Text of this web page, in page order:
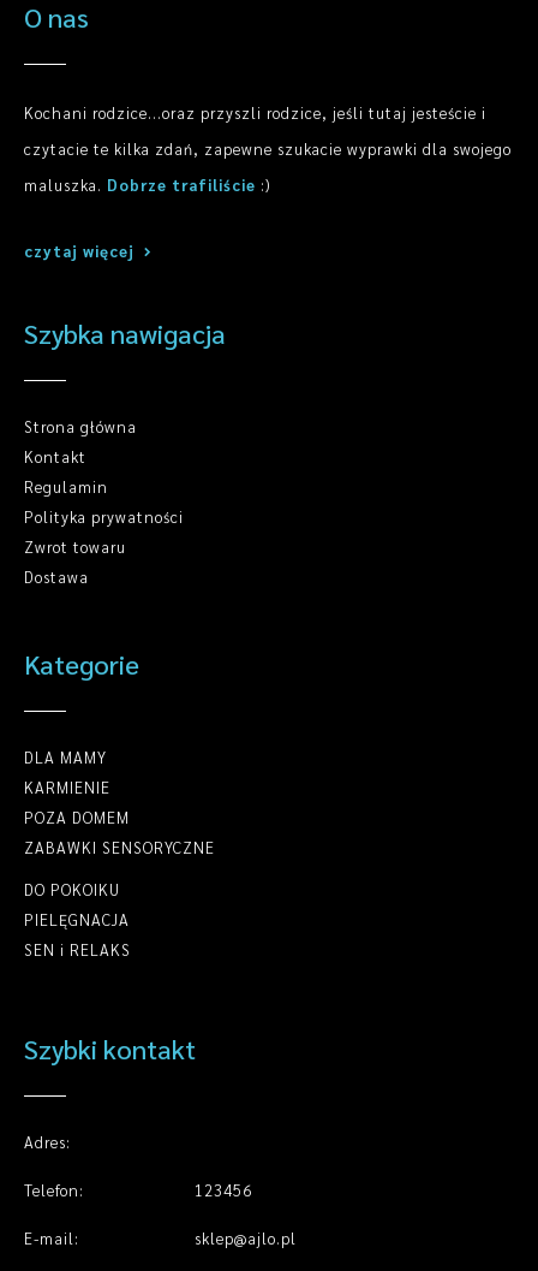
O nas
Kochani rodzice...oraz przyszli rodzice, jeśli tutaj jesteście i
czytacie te kilka zdań, zapewne szukacie wyprawki dla swojego
maluszka. Dobrze trafiliście :)
czytaj więcej
Szybka nawigacja
Strona główna
Kontakt
Regulamin
Polityka prywatności
Zwrot towaru
Dostawa
Kategorie
DLA MAMY
KARMIENIE
POZA DOMEM
ZABAWKI SENSORYCZNE
DO POKOIKU
PIELĘGNACJA
SEN i RELAKS
Szybki kontakt
Adres:
Telefon: 123456
E-mail: sklep@ajlo.pl